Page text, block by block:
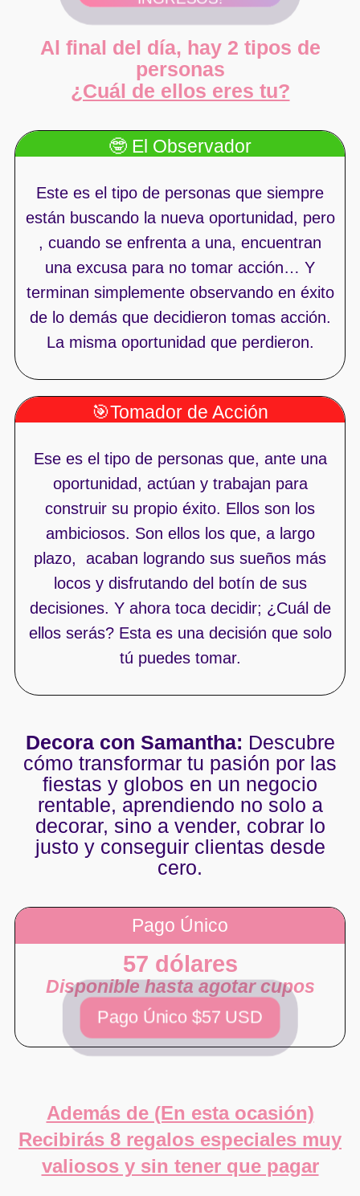
Al final del día, hay 2 tipos de
personas
¿Cuál de ellos eres tu?
🤓 El Observador
Este es el tipo de personas que siempre
están buscando la nueva oportunidad, pero
, cuando se enfrenta a una, encuentran
una excusa para no tomar acción… Y
terminan simplemente observando en éxito
de lo demás que decidieron tomas acción.
La misma oportunidad que perdieron.
🎯Tomador de Acción
Ese es el tipo de personas que, ante una
oportunidad, actúan y trabajan para
construir su propio éxito. Ellos son los
ambiciosos. Son ellos los que, a largo
plazo, acaban logrando sus sueños más
locos y disfrutando del botín de sus
decisiones. Y ahora toca decidir; ¿Cuál de
ellos serás? Esta es una decisión que solo
tú puedes tomar.
Decora con Samantha: Descubre
cómo transformar tu pasión por las
fiestas y globos en un negocio
rentable, aprendiendo no solo a
decorar, sino a vender, cobrar lo
justo y conseguir clientas desde
cero.
Pago Único
57 dólares
Disponible hasta agotar cupos
Pago Único $57 USD
Además de (En esta ocasión)
Recibirás 8 regalos especiales muy
valiosos y sin tener que pagar